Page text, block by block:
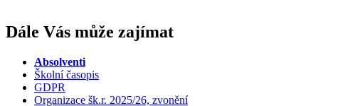
Dále Vás může zajímat
Absolventi
Školní časopis
GDPR
Organizace šk.r. 2025/26, zvonění